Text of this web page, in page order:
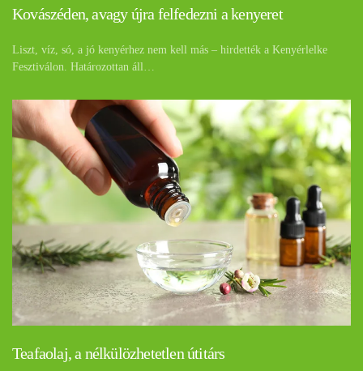
Kovászéden, avagy újra felfedezni a kenyeret
Liszt, víz, só, a jó kenyérhez nem kell más – hirdették a Kenyérlelke
Fesztiválon. Határozottan áll…
Teafaolaj, a nélkülözhetetlen útitárs